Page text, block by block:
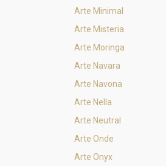
Arte Minimal
Arte Misteria
Arte Moringa
Arte Navara
Arte Navona
Arte Nella
Arte Neutral
Arte Onde
Arte Onyx